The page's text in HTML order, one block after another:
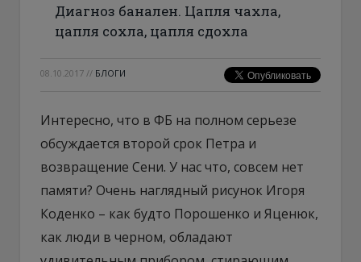
Диагноз банален. Цапля чахла,
цапля сохла, цапля сдохла
08.10.2017 // БЛОГИ
Интересно, что в ФБ на полном серьезе
обсуждается второй срок Петра и
возвращение Сени. У нас что, совсем нет
памяти? Очень наглядный рисунок Игоря
Коденко – как будто Порошенко и Яценюк,
как люди в черном, обладают